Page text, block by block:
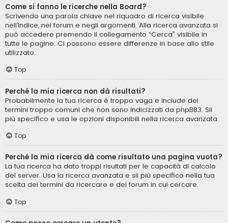
Come si fanno le ricerche nella Board?
Scrivendo una parola chiave nel riquadro di ricerca visibile
nell’Indice, nei forum e negli argomenti. Alla ricerca avanzata si
può accedere premendo il collegamento “Cerca” visibile in
tutte le pagine. Ci possono essere differenze in base allo stile
utilizzato.
Top
Perché la mia ricerca non dà risultati?
Probabilmente la tua ricerca è troppo vaga e include dei
termini troppo comuni che non sono indicizzati da phpBB3. Sii
più specifico e usa le opzioni disponibili nella ricerca avanzata.
Top
Perché la mia ricerca dà come risultato una pagina vuota?
La tua ricerca ha dato troppi risultati per le capacità di calcolo
del server. Usa la ricerca avanzata e sii più specifico nella tua
scelta dei termini da ricercare e dei forum in cui cercare.
Top